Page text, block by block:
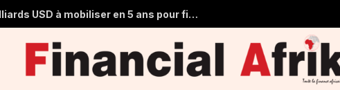
Centrafrique : environ 12 milliards USD à mobiliser en 5 ans pour financer le développement